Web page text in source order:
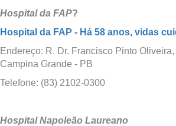
Hospital da FAP?
Hospital da FAP - Há 58 anos, vidas
Endereço: R. Dr. Francisco Pinto
Campina Grande - PB
Telefone: (83) 2102-0300
Hospital Napoleão Laureano